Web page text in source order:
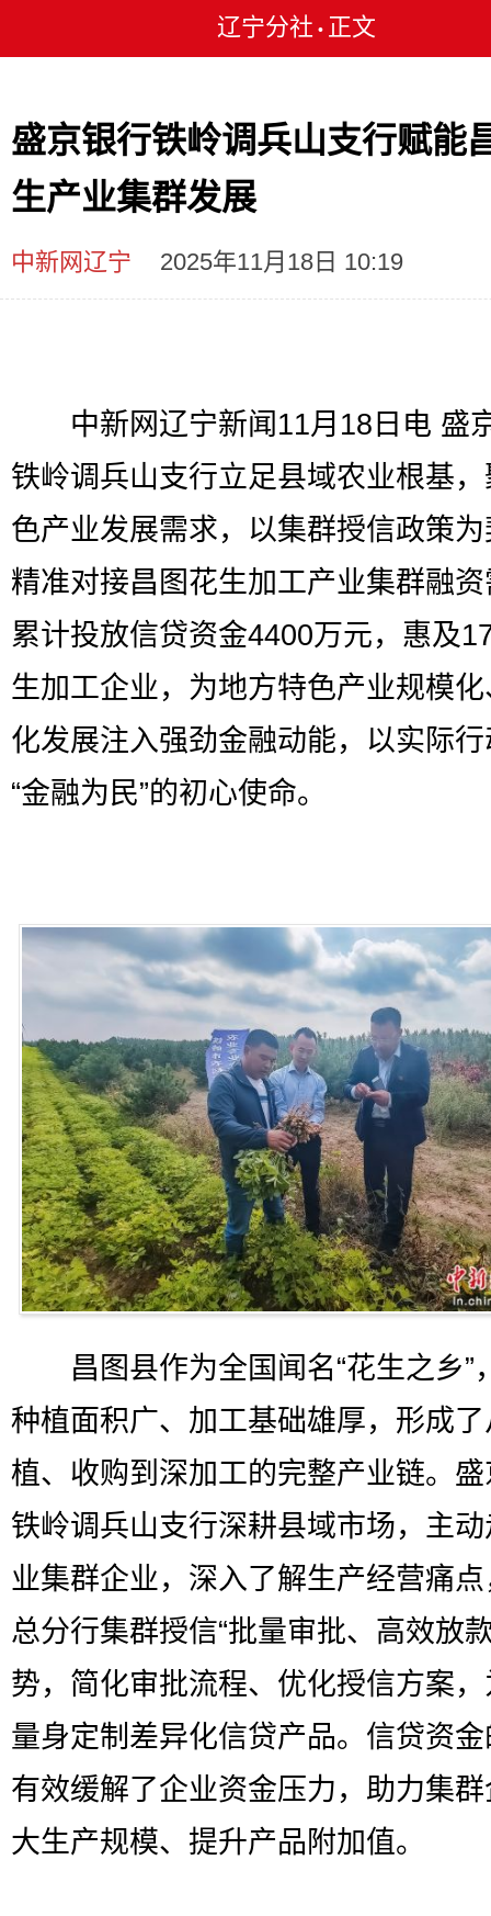
辽宁分社 • 正文
盛京银行铁岭调兵山支行赋能
生产业集群发展
中新网辽宁 2025年11月18日 10:19
中新网辽宁新闻11月18日电 盛
铁岭调兵山支行立足县域农业根基
色产业发展需求，以集群授信政策
精准对接昌图花生加工产业集群融
累计投放信贷资金4400万元，惠及
生加工企业，为地方特色产业规模
化发展注入强劲金融动能，以实际
“金融为民”的初心使命。
昌图县作为全国闻名“花生之乡”
种植面积广、加工基础雄厚，形成
植、收购到深加工的完整产业链。
铁岭调兵山支行深耕县域市场，主
业集群企业，深入了解生产经营痛
总分行集群授信“批量审批、高效放
势，简化审批流程、优化授信方案
量身定制差异化信贷产品。信贷资
有效缓解了企业资金压力，助力集
大生产规模、提升产品附加值。